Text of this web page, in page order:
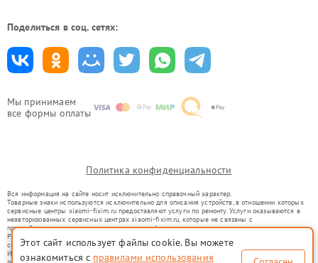
Мы принимаем
все формы оплаты
Поделиться в соц. сетях:
Политика конфиденциальности
Вся информация на сайте носит исключительно справочный характер.
Товарные знаки используются исключительно для описания устройств, в отношении которых
сервисные центры xiaomi-fixim.ru предоставляют услуги по ремонту. Услуги оказываются в
неавторизованных сервисных центрах xiaomi-fixim.ru, которые не связаны с
правообладателями товарных знаков или их официальными представителями.
Ремонт осуществляется для устройств, уже введенных в гражданский оборот в соответствии
со статьей 1487 ГК РФ.
Использование товарных знаков не преследует цели индивидуализации услуг или введения
Этот сайт использует файлы cookie. Вы можете
ознакомиться с правилами использования